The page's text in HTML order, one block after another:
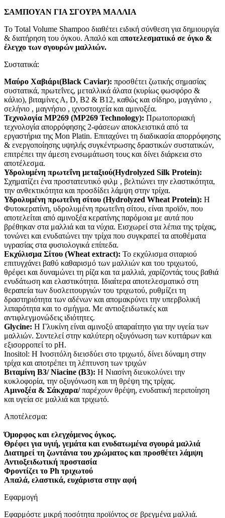
ΣΑΜΠΟΥΑΝ ΓΙΑ ΣΓΟΥΡΑ ΜΑΛΛΙΑ
Το Total Volume Shampoo διαθέτει ειδική σύνθεση για δημιουργία
& διατήρηση του όγκου. Απαλό και αποτελεσματικό σε όγκο &
έλεγχο των σγουρών μαλλιών.
Συστατικά:
Μαύρο Χαβιάρι(Black Caviar): προσθέτει ζωτικής σημασίας
συστατικά, πρωτεΐνες, μεταλλικά άλατα (κυρίως φωσφόρο &
κάλιο), βιταμίνες Α, D, Β2 & Β12, καθώς και σίδηρο, μαγγάνιο ,
σελήνιο , μαγνήσιο , ιχνοστοιχεία και αμινοξέα.
Τεχνολογία MP269 (MP269 Technology): Πρωτοποριακή
τεχνολογία απορρόφησης 2-φάσεων αποκλειστικά από τα
εργαστήρια της Mon Platin. Επιταχύνει τη διαδικασία απορρόφησης
& ενεργοποίησης υψηλής συγκέντρωσης δραστικών συστατικών,
επιτρέπει την άμεση ενσωμάτωση τους και δίνει διάρκεια στο
αποτέλεσμα.
Υδρολυμένη πρωτεΐνη μεταξιού(Hydrolyzed Silk Protein):
Σχηματίζει ένα προστατευτικό φιλμ , βελτιώνει την ελαστικότητα,
την ανθεκτικότητα και προσδίδει λάμψη στην τρίχα.
Υδρολυμένη πρωτεΐνη σίτου (Hydrolyzed Wheat Protein): Η
Φυτοκερατίνη, υδρολυμένη πρωτεΐνη σίτου, είναι προϊόν, που
αποτελείται από αμινοξέα κερατίνης παρόμοια με αυτά που
βρέθηκαν στα μαλλιά και τα νύχια. Εισχωρεί στα λέπια της τρίχας,
τονώνει και ενυδατώνει την τρίχα που συγκρατεί τα αποθέματα
υγρασίας στα φυσιολογικά επίπεδα.
Εκχύλισμα Σίτου (Wheat extract): Το εκχύλισμα σιταριού
επιτυγχάνει βαθύ καθαρισμό των μαλλιών και του τριχωτού,
θρέφει και δυναμώνει τη ρίζα και τα μαλλιά, χαρίζοντάς τους βαθιά
ενυδάτωση και ελαστικότητα. Ιδιαίτερα αποτελεσματικό στη
θεραπεία των δυσλειτουργιών του τριχωτού, ρυθμίζει τη
δραστηριότητα των αδένων και απομακρύνει την υπερβολική
λιπαρότητα και το σμήγμα. Με αντιοξειδωτικές και
αντιφλεγμονώδεις ιδιότητες.
Glycine: Η Γλυκίνη είναι αμινοξύ απαραίτητο για την υγεία των
μαλλιών. Συντελεί στην καλύτερη οξυγόνωση των κυττάρων και
εξισορροπεί το pH.
Inositol: Η Ινοσιτόλη διεισδύει στο τριχωτό, δίνει δύναμη στην
τρίχα και αποτρέπει τη λέπτυνση των τριχών
Βιταμίνη Β3/ Niacine (B3): Η Νιασίνη διευκολύνει την
κυκλοφορία, την οξυγόνωση και τη θρέψη της τρίχας.
Αμινοξέα & Σάκχαρα/παρέχουν θρέψη, ενυδατική περιποίηση
και υγεία σε μαλλιά και τριχωτό.
Αποτέλεσμα:
Όμορφος και ελεγχόμενος όγκος.
Θρέφει για υγιή, γεμάτα και ενυδατωμένα σγουρά μαλλιά
Διατηρεί τη ζωντάνια του χρώματος και προσθέτει λάμψη
Αντιοξειδωτική προστασία
Φροντίζει το Ph τριχωτού
Απαλά, ελαστικά, ευχάριστα στην αφή
Εφαρμογή
Εφαρμόστε μικρή ποσότητα προϊόντος σε βρεγμένα μαλλιά.